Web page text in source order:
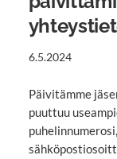
6.5.2024
Päivitämme
puuttuu